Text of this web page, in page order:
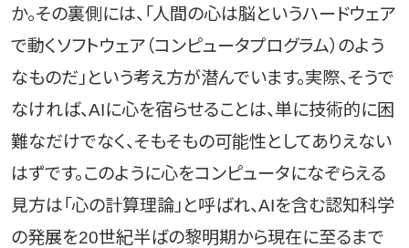
か。その裏側には、「人間の心は脳というハードウェア
で動くソフトウェア（コンピュータプログラム）のよう
なものだ」という考え方が潜んでいます。実際、そうで
なければ、AIに心を宿らせることは、単に技術的に困
難なだけでなく、そもそもの可能性としてありえない
はずです。このように心をコンピュータになぞらえる
見方は「心の計算理論」と呼ばれ、AIを含む認知科学
の発展を20世紀半ばの黎明期から現在に至るまで